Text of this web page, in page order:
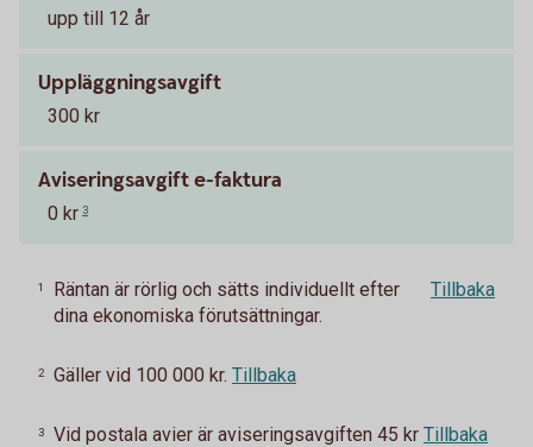
upp till 12 år
Uppläggningsavgift
300 kr
Aviseringsavgift e-faktura
0 kr 3
1
Räntan är rörlig och sätts individuellt efter
dina ekonomiska förutsättningar.
Tillbaka
2 Gäller vid 100 000 kr. Tillbaka
3 Vid postala avier är aviseringsavgiften 45 kr Tillbaka